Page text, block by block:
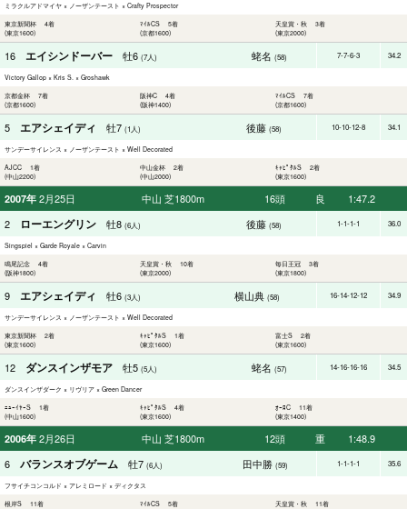
ミラクルアドマイヤ × ノーザンテースト × Crafty Prospector
東京新聞杯 4着
(東京1600)
ﾏｲﾙCS 5着
(京都1600)
天皇賞・秋 3着
(東京2000)
16 エイシンドーバー 牡6 (7人) 蛯名 (58) 7-7-6-3 34.2
Victory Gallop × Kris S. × Groshawk
京都金杯 7着
(京都1600)
阪神C 4着
(阪神1400)
ﾏｲﾙCS 7着
(京都1600)
5 エアシェイディ 牡7 (1人) 後藤 (58) 10-10-12-8 34.1
サンデーサイレンス × ノーザンテースト × Well Decorated
AJCC 1着
(中山2200)
中山金杯 2着
(中山2000)
ｷｬﾋﾟﾀﾙS 2着
(東京1600)
2007年 2月25日 中山 芝1800m 16頭 良
1:47.2
2
ローエングリン 牡8 (6人) 後藤 (58) 1-1-1-1 36.0
Singspiel × Garde Royale × Carvin
鳴尾記念 4着
(阪神1800)
天皇賞・秋 10着
(東京2000)
毎日王冠 3着
(東京1800)
9 エアシェイディ 牡6 (3人) 横山典 (58) 16-14-12-12 34.9
サンデーサイレンス × ノーザンテースト × Well Decorated
東京新聞杯 2着
(東京1600)
ｷｬﾋﾟﾀﾙS 1着
(東京1600)
富士S 2着
(東京1600)
12 ダンスインザモア 牡5 (5人) 蛯名 (57) 14-16-16-16 34.5
ダンスインザダーク × リヴリア × Green Dancer
ﾆｭｰｲﾔｰS 1着
(中山1600)
ｷｬﾋﾟﾀﾙS 4着
(東京1600)
ｵｰﾛC 11着
(東京1400)
2006年 2月26日 中山 芝1800m 12頭 重
1:48.9
6 バランスオブゲーム 牡7 (6人) 田中勝 (59) 1-1-1-1 35.6
フサイチコンコルド × アレミロード × ディクタス
根岸S 11着
ﾏｲﾙCS 5着
天皇賞・秋 11着